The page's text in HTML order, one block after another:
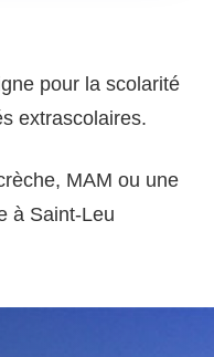
pour la scolarité
extrascolaires.
MAM ou une
à Saint-Leu